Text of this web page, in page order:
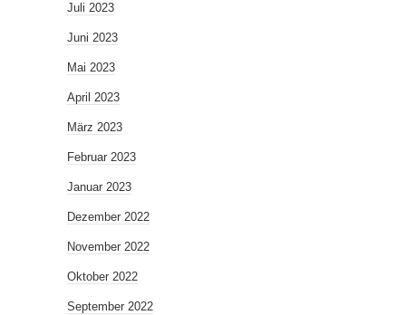
Juli 2023
Juni 2023
Mai 2023
April 2023
März 2023
Februar 2023
Januar 2023
Dezember 2022
November 2022
Oktober 2022
September 2022